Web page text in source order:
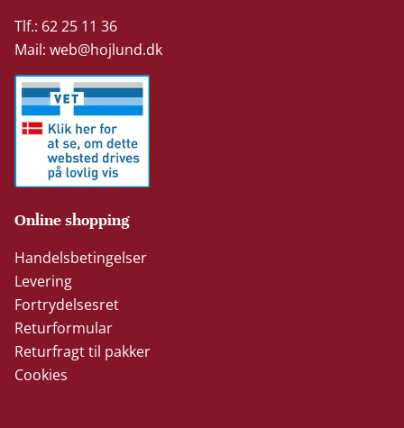
Tlf.: 62 25 11 36
Mail:web@hojlund.dk
Online shopping
Handelsbetingelser
Levering
Fortrydelsesret
Returformular
Returfragt til pakker
Cookies